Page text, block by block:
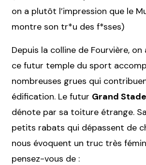
on a plutôt l’impression que le
montre son tr*u des f*sses)
Depuis la colline de Fourvière,
ce futur temple du sport
nombreuses grues qui
édification. Le futur Grand Stade
dénote par sa toiture étrange.
petits rabats qui dépassent de
nous évoquent un truc très
pensez-vous de :